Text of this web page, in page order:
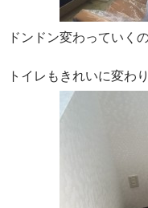
ドンドン変わっていく
トイレもきれいに変わ